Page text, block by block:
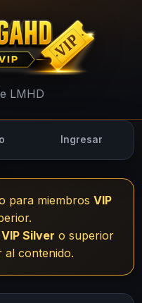
LMHD
Ingresar
para miembros VIP
VIP Silver o superior
al contenido.